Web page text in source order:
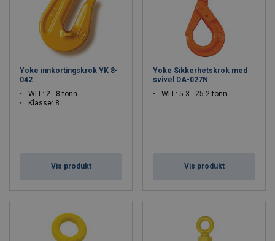
Yoke innkortingskrok YK 8-
042
WLL: 2 - 8 tonn
Klasse: 8
Vis produkt
Yoke Sikkerhetskrok med
svivel DA-027N
WLL: 5.3 - 25.2 tonn
Vis produkt